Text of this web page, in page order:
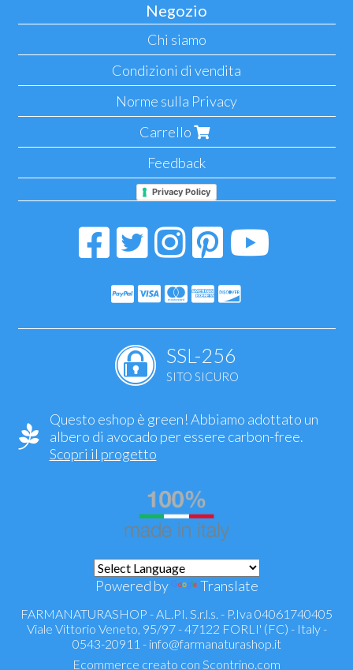
Negozio
Chi siamo
Condizioni di vendita
Norme sulla Privacy
Carrello
Feedback
Privacy Policy
SSL-256
SITO SICURO
Questo eshop è green! Abbiamo adottato un
albero di avocado per essere carbon-free.
Scopri il progetto
Powered by Translate
FARMANATURASHOP - AL.PI. S.r.l.s. - P.Iva 04061740405
Viale Vittorio Veneto, 95/97 - 47122 FORLI' (FC) - Italy -
0543-20911 - info@farmanaturashop.it
Ecommerce creato con Scontrino.com